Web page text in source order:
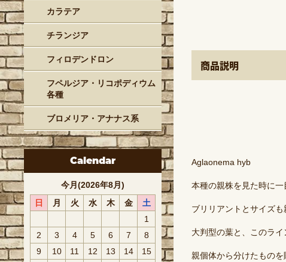
商品説明
Aglaonema hyb
本種の親株を見た時に
ブリリアントとサイズ
大判型の葉と、このライ
親個体から分けたものを
カラテア
チランジア
フィロデンドロン
フペルジア・リコポディウム
各種
ブロメリア・アナナス系
Calendar
今月(2026年8月)
日
月 火 水 木 金
土
1
2
3 4 5 6 7
8
9
10 11 12 13 14
15